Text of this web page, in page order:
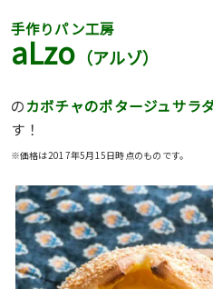
手作りパン工房
aLzo （アルゾ）
のカボチャのポタージュサラ
す！
※価格は2017年5月15日時点のものです。